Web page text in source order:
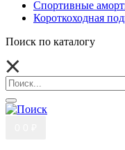
Спортивные
Короткоходная
Поиск по каталогу